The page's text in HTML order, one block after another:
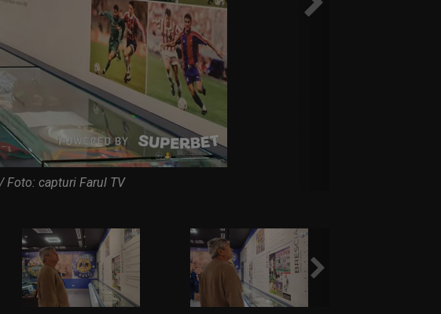
Foto: capturi Farul TV
LIVE VIDEO&SCORE
KuPS - Universitatea
Craiova Live Video 0-0, ACUM pe Digi Sport 1 | GOL
anulat...
17:56
Transferul verii: Rodri a spus ”DA” și merge
la Barcelona, după ce bătuse palma...